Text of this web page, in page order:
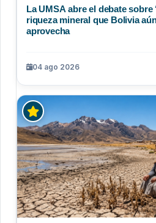
La UMSA abre el debate
riqueza mineral que Bolivia
aprovecha
04 ago 2026